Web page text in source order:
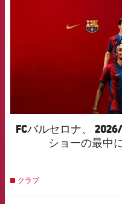
FCバルセロナ、
ショーの最中
クラブ